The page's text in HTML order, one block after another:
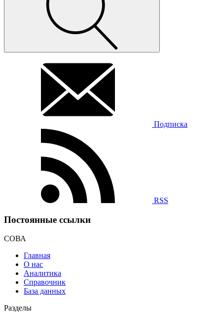
Подписка
RSS
Постоянные ссылки
СОВА
Главная
О нас
Аналитика
Справочник
База данных
Разделы